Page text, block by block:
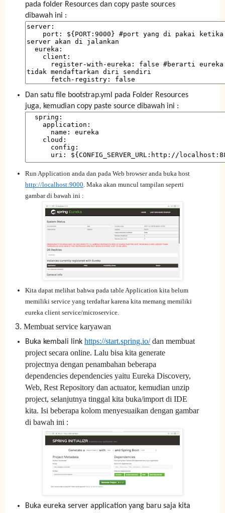
pada folder Resources dan copy paste sources
dibawah ini :
Dan satu file bootstrap.yml pada Folder Resources
juga, kemudian copy paste source dibawah ini :
Run Application anda dan pada Web browser anda buka host
http://localhost:9000. Maka akan muncul tampilan seperti
gambar di bawah ini :
Kita dapat melihat bahwa pada table Application kita belum
memiliki service yang terdaftar karena kita memang memiliki
eureka client service/microservice.
3. Membuat service karyawan
Buka kembali link https://start.spring.io/dan membuat
project secara online. Lalu bisa kita generate
projectnya dengan penambahan beberapa
dependencies dependencies yaitu Eureka Discovery,
Web, Rest Repository dan actuator, kemudian unzip
project, selanjutnya tinggal kita buka/import di IDE
kita. Isi beberapa kolom menyesuaikan dengan gambar
di bawah ini :
Buka eureka server application yang baru saja kita